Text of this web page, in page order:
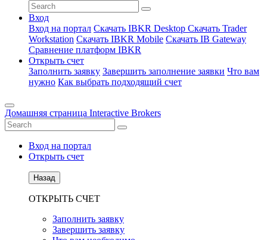
Вход
Вход на портал Скачать IBKR Desktop Скачать Trader
Workstation Скачать IBKR Mobile Скачать IB Gateway
Сравнение платформ IBKR
Открыть счет
Заполнить заявку Завершить заполнение заявки Что вам
нужно Как выбрать подходящий счет
Домашняя страница Interactive Brokers
Вход на портал
Открыть счет
Назад
ОТКРЫТЬ СЧЕТ
Заполнить заявку
Завершить заявку